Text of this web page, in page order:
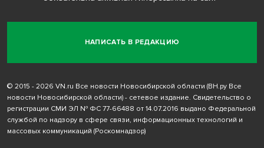
НАПИСАТЬ В РЕДАКЦИЮ
© 2015 - 2026 VN.ru Все новости Новосибирской области (ВН.ру Все
новости Новосибирской области) - сетевое издание. Свидетельство о
регистрации СМИ ЭЛ № ФС 77-66488 от 14.07.2016 выдано Федеральной
службой по надзору в сфере связи, информационных технологий и
массовых коммуникаций (Роскомнадзор)